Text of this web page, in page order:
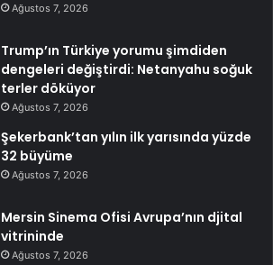
Ağustos 7, 2026
Trump’ın Türkiye yorumu şimdiden
dengeleri değiştirdi: Netanyahu soğuk
terler döküyor
Ağustos 7, 2026
Şekerbank’tan yılın ilk yarısında yüzde
32 büyüme
Ağustos 7, 2026
Mersin Sinema Ofisi Avrupa’nın djital
vitrininde
Ağustos 7, 2026